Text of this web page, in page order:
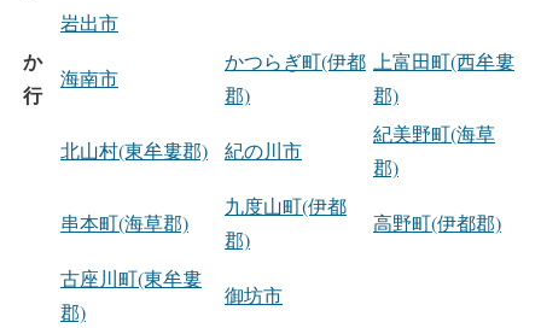
岩出市
か
行
海南市
かつらぎ町(伊都
郡)
上富田町(西牟婁
郡)
北山村(東牟婁郡) 紀の川市
紀美野町(海草
郡)
串本町(海草郡)
九度山町(伊都
郡)
高野町(伊都郡)
古座川町(東牟婁
郡)
御坊市